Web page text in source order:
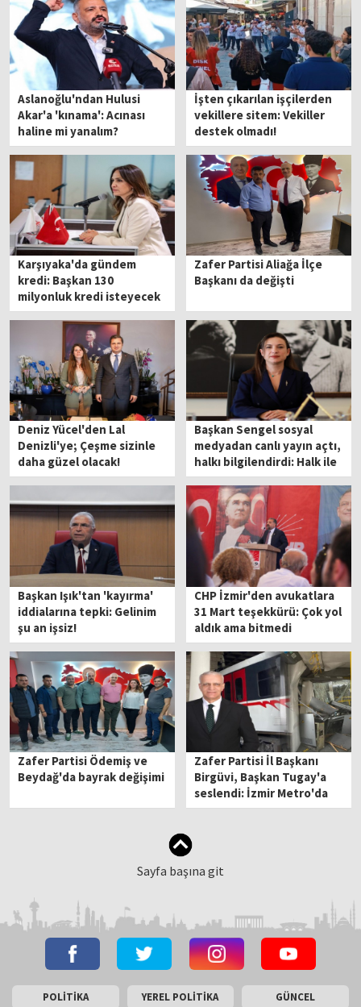
Aslanoğlu'ndan Hulusi
Akar'a 'kınama': Acınası
haline mi yanalım?
İşten çıkarılan işçilerden
vekillere sitem: Vekiller
destek olmadı!
Karşıyaka'da gündem
kredi: Başkan 130
milyonluk kredi isteyecek
Zafer Partisi Aliağa İlçe
Başkanı da değişti
Deniz Yücel'den Lal
Denizli'ye; Çeşme sizinle
daha güzel olacak!
Başkan Sengel sosyal
medyadan canlı yayın açtı,
halkı bilgilendirdi: Halk ile
daha iç içe
Başkan Işık'tan 'kayırma'
iddialarına tepki: Gelinim
şu an işsiz!
CHP İzmir'den avukatlara
31 Mart teşekkürü: Çok yol
aldık ama bitmedi
Zafer Partisi Ödemiş ve
Beydağ'da bayrak değişimi
Zafer Partisi İl Başkanı
Birgüvi, Başkan Tugay'a
seslendi: İzmir Metro'da
felaket geliyorum mu
Sayfa başına git
POLİTİKA YEREL POLİTİKA GÜNCEL